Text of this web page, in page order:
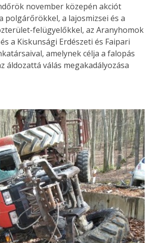
november közepén akciót
polgárőrökkel, a lajosmizsei és a
felügyelőkkel, az Aranyhomok
a Kiskunsági Erdészeti és Faipari
amelynek célja a falopás
áldozattá válás megakadályozása